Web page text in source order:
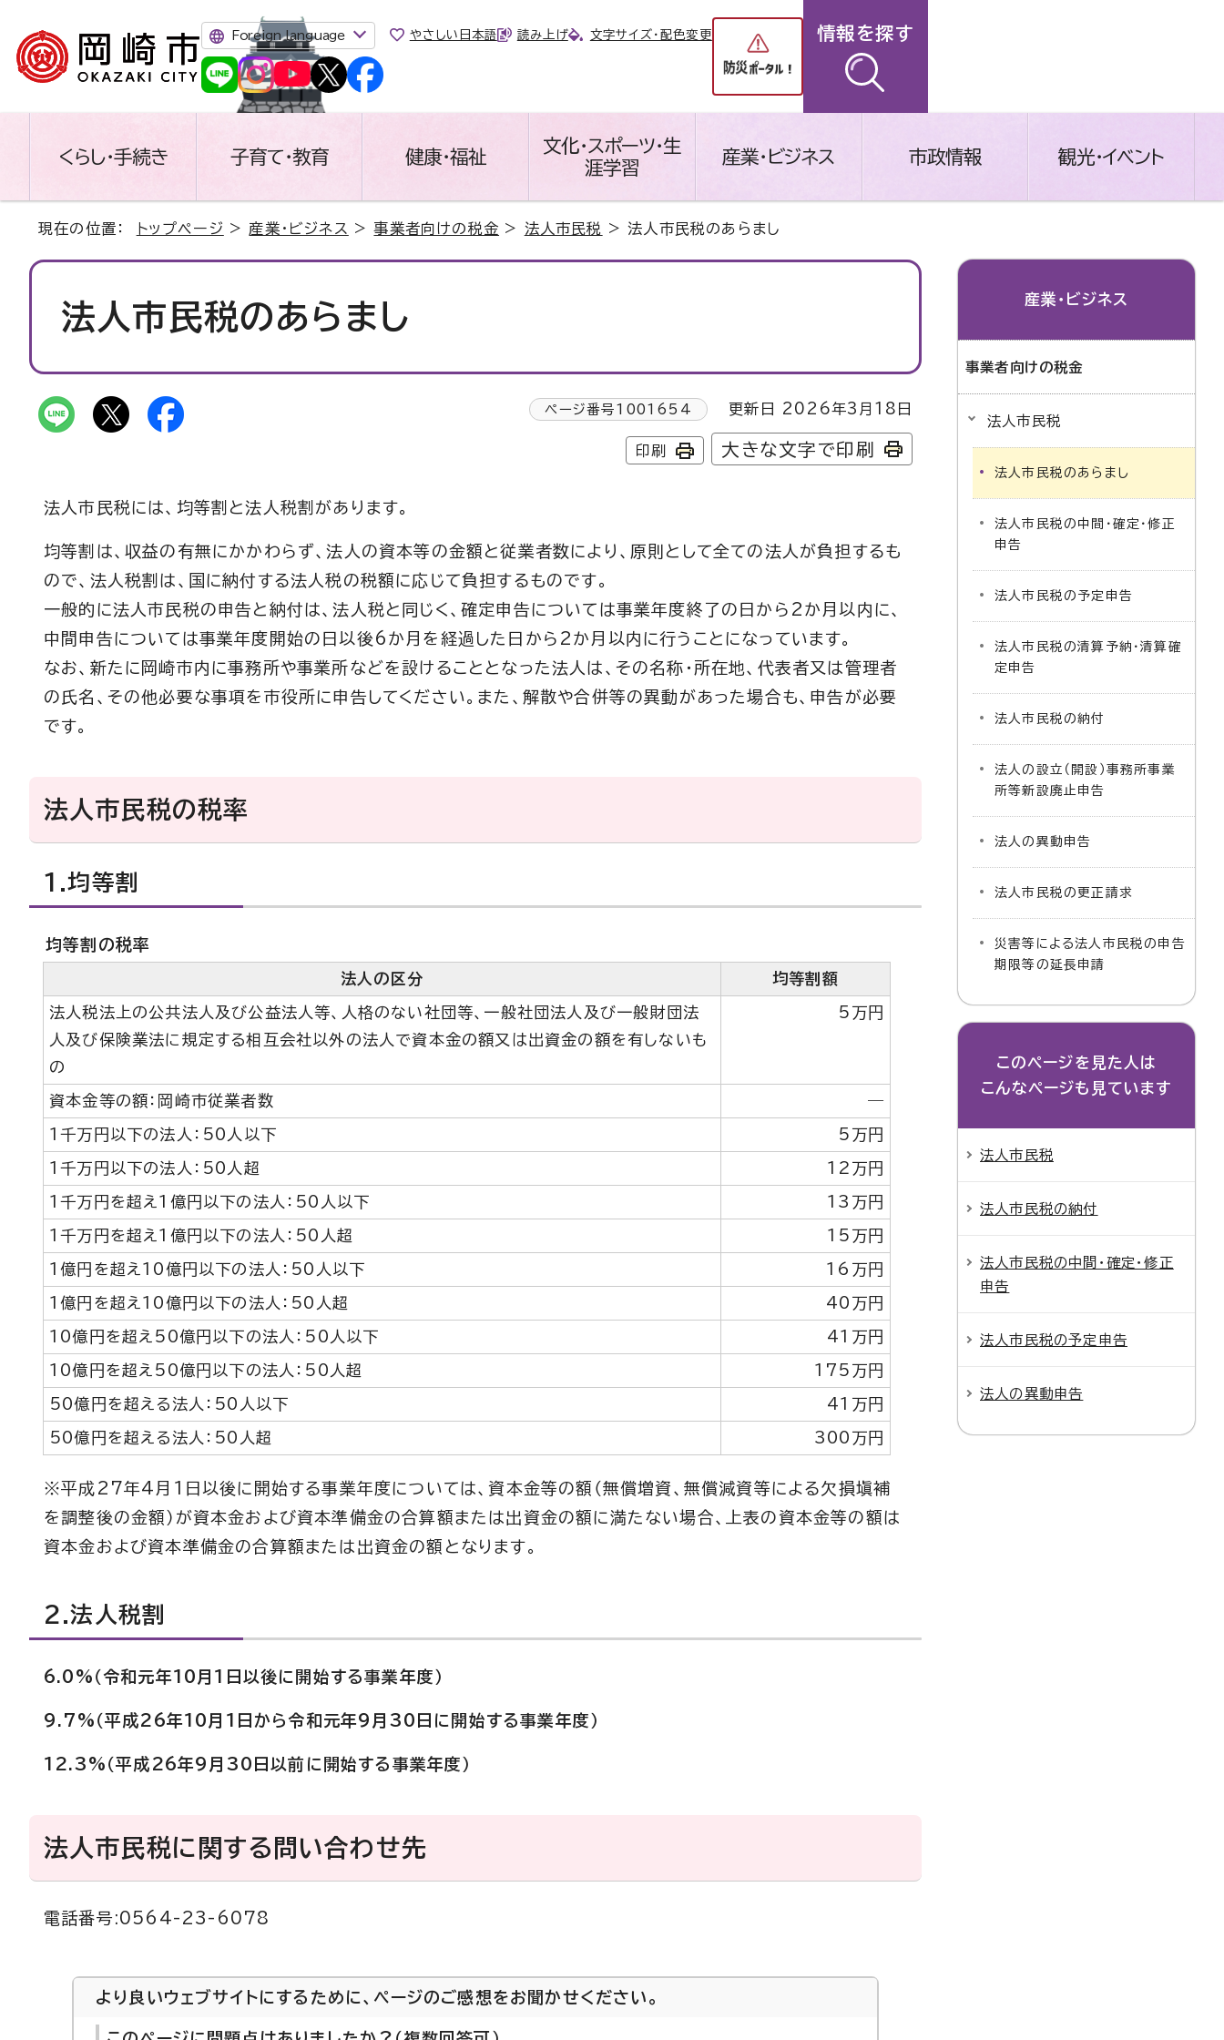
Foreign language やさしい日本語 読み上げ 文字サイズ・配色変更 情報を探す
くらし・手続き 子育て・教育 健康・福祉
文化・スポーツ・生
涯学習
産業・ビジネス 市政情報 観光・イベント
現在の位置： トップページ > 産業・ビジネス >事業者向けの税金 > 法人市民税 > 法人市民税のあらまし
法人市民税のあらまし
ページ番号 1001654 更新日 2026年3月18日
印刷 大きな文字で印刷
法人市民税には、均等割と法人税割があります。
均等割は、収益の有無にかかわらず、法人の資本等の金額と従業者数により、原則として全ての法人が負担するも
ので、法人税割は、国に納付する法人税の税額に応じて負担するものです。
一般的に法人市民税の申告と納付は、法人税と同じく、確定申告については事業年度終了の日から2か月以内に、
中間申告については事業年度開始の日以後6か月を経過した日から2か月以内に行うことになっています。
なお、新たに岡崎市内に事務所や事業所などを設けることとなった法人は、その名称・所在地、代表者又は管理者
の氏名、その他必要な事項を市役所に申告してください。また、解散や合併等の異動があった場合も、申告が必要
です。
法人市民税の税率
1.均等割
均等割の税率
法人の区分 均等割額
法人税法上の公共法人及び公益法人等、人格のない社団等、一般社団法人及び一般財団法
人及び保険業法に規定する相互会社以外の法人で資本金の額又は出資金の額を有しないも
の
5万円
資本金等の額：岡崎市従業者数 ―
1千万円以下の法人：50人以下 5万円
1千万円以下の法人：50人超 12万円
1千万円を超え1億円以下の法人：50人以下 13万円
1千万円を超え1億円以下の法人：50人超 15万円
1億円を超え10億円以下の法人：50人以下 16万円
1億円を超え10億円以下の法人：50人超 40万円
10億円を超え50億円以下の法人：50人以下 41万円
10億円を超え50億円以下の法人：50人超 175万円
50億円を超える法人：50人以下 41万円
50億円を超える法人：50人超 300万円
※平成27年4月1日以後に開始する事業年度については、資本金等の額（無償増資、無償減資等による欠損塡補
を調整後の金額）が資本金および資本準備金の合算額または出資金の額に満たない場合、上表の資本金等の額は
資本金および資本準備金の合算額または出資金の額となります。
2.法人税割
6.0%（令和元年10月1日以後に開始する事業年度）
9.7%（平成26年10月1日から令和元年9月30日に開始する事業年度）
12.3%（平成26年9月30日以前に開始する事業年度）
法人市民税に関する問い合わせ先
電話番号:0564-23-6078
より良いウェブサイトにするために、ページのご感想をお聞かせください。
産業・ビジネス
事業者向けの税金
法人市民税
法人市民税のあらまし
法人市民税の中間・確定・修正
申告
法人市民税の予定申告
法人市民税の清算予納・清算確
定申告
法人市民税の納付
法人の設立（開設）事務所事業
所等新設廃止申告
法人の異動申告
法人市民税の更正請求
災害等による法人市民税の申告
期限等の延長申請
このページを見た人は
こんなページも見ています
法人市民税
法人市民税の納付
法人市民税の中間・確定・修正
申告
法人市民税の予定申告
法人の異動申告